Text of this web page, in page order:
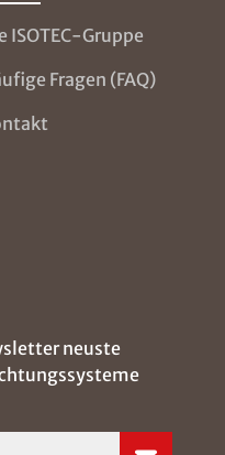
ISOTEC-Gruppe
Fragen (FAQ)
neuste